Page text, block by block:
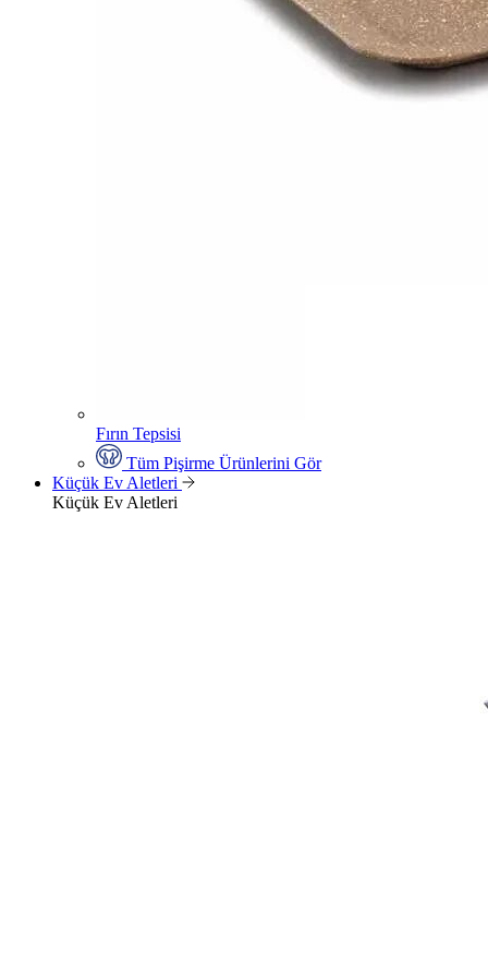
Fırın Tepsisi
Tüm Pişirme Ürünlerini Gör
Küçük Ev Aletleri
Küçük Ev Aletleri